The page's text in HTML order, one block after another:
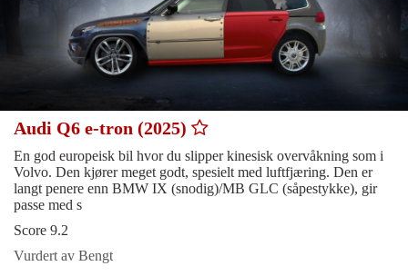
Audi Q6 e-tron (2025)
En god europeisk bil hvor du slipper kinesisk overvåkning som i
Volvo. Den kjører meget godt, spesielt med luftfjæring. Den er
langt penere enn BMW IX (snodig)/MB GLC (såpestykke), gir
passe med s
Score 9.2
Vurdert av Bengt